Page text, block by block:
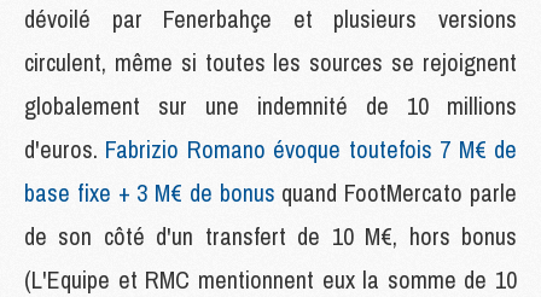
dévoilé par Fenerbahçe et plusieurs versions
circulent, même si toutes les sources se rejoignent
globalement sur une indemnité de 10 millions
d'euros. Fabrizio Romano évoque toutefois 7 M€ de
base fixe + 3 M€ de bonus quand FootMercato parle
de son côté d'un transfert de 10 M€, hors bonus
(L'Equipe et RMC mentionnent eux la somme de 10